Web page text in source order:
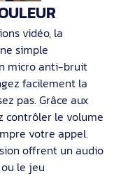
vidéo, la
simple
micro anti-bruit
facilement la
pas. Grâce aux
contrôler le volume
votre appel.
offrent un audio
le jeu